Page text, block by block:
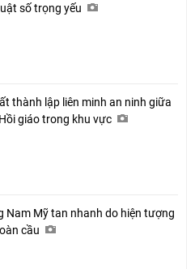
số trọng yếu
thành lập liên minh an ninh giữa
giáo trong khu vực
Nam Mỹ tan nhanh do hiện tượng
cầu